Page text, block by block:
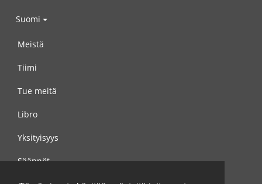
Suomi
Meistä
Tiimi
Tue meitä
Libro
Yksityisyys
Säännöt